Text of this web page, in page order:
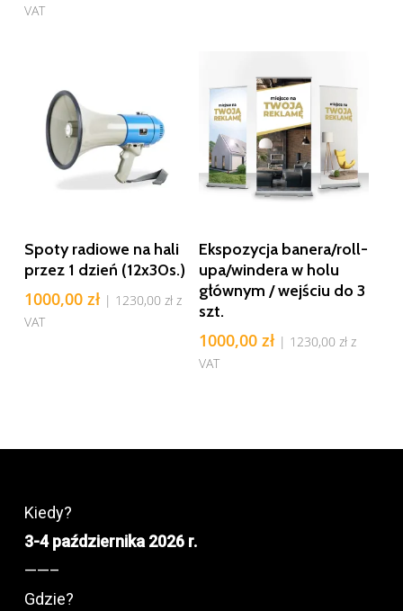
VAT
Dodaj Do Koszyka
Spoty radiowe na hali
przez 1 dzień (12x30s.)
1000,00 zł | 1230,00 złz
VAT
Dodaj Do Koszyka
Ekspozycja banera/roll-
upa/windera w holu
głównym / wejściu do 3
szt.
1000,00zł | 1230,00 zł z
VAT
Kiedy?
3-4 października 2026 r.
——–
Gdzie?